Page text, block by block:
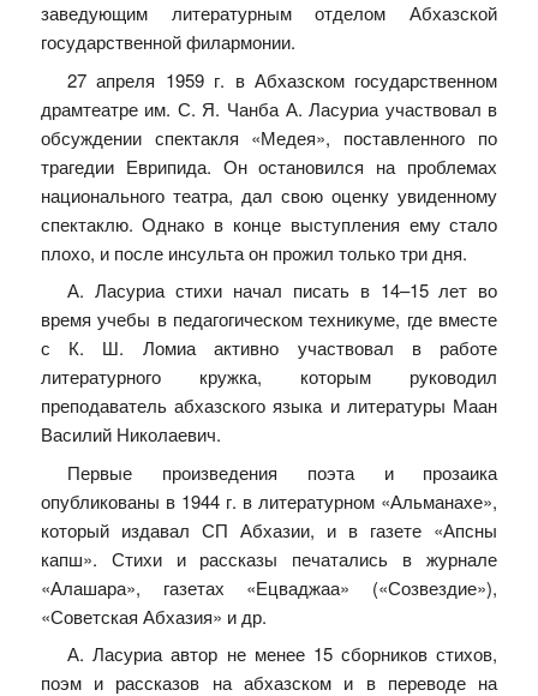
заведующим литературным отделом Абхазской
государственной филармонии.
27 апреля 1959 г. в Абхазском государственном
драмтеатре им. С. Я. Чанба А. Ласуриа участвовал в
обсуждении спектакля «Медея», поставленного по
трагедии Еврипида. Он остановился на проблемах
национального театра, дал свою оценку увиденному
спектаклю. Однако в конце выступления ему стало
плохо, и после инсульта он прожил только три дня.
А. Ласуриа стихи начал писать в 14–15 лет во
время учебы в педагогическом техникуме, где вместе
с К. Ш. Ломиа активно участвовал в работе
литературного кружка, которым руководил
преподаватель абхазского языка и литературы Маан
Василий Николаевич.
Первые произведения поэта и прозаика
опубликованы в 1944 г. в литературном «Альманахе»,
который издавал СП Абхазии, и в газете «Апсны
капш». Стихи и рассказы печатались в журнале
«Алашара», газетах «Ецваджаа» («Созвездие»),
«Советская Абхазия» и др.
А. Ласуриа автор не менее 15 сборников стихов,
поэм и рассказов на абхазском и в переводе на